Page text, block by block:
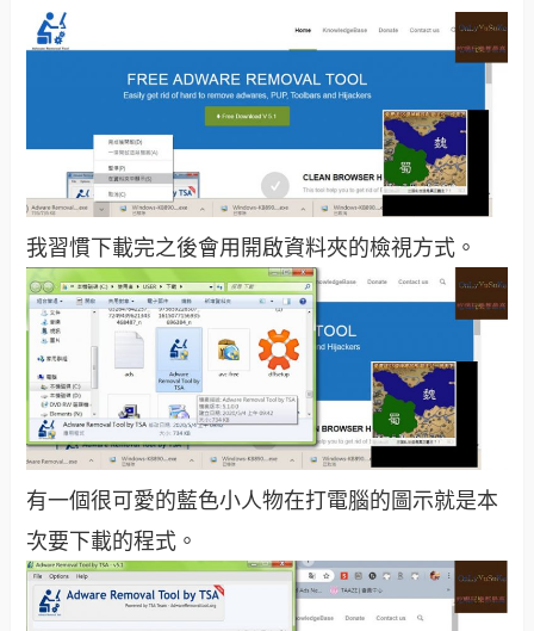
我習慣下載完之後會用開啟資料夾的檢視方式。
有一個很可愛的藍色小人物在打電腦的圖示就是本
次要下載的程式。